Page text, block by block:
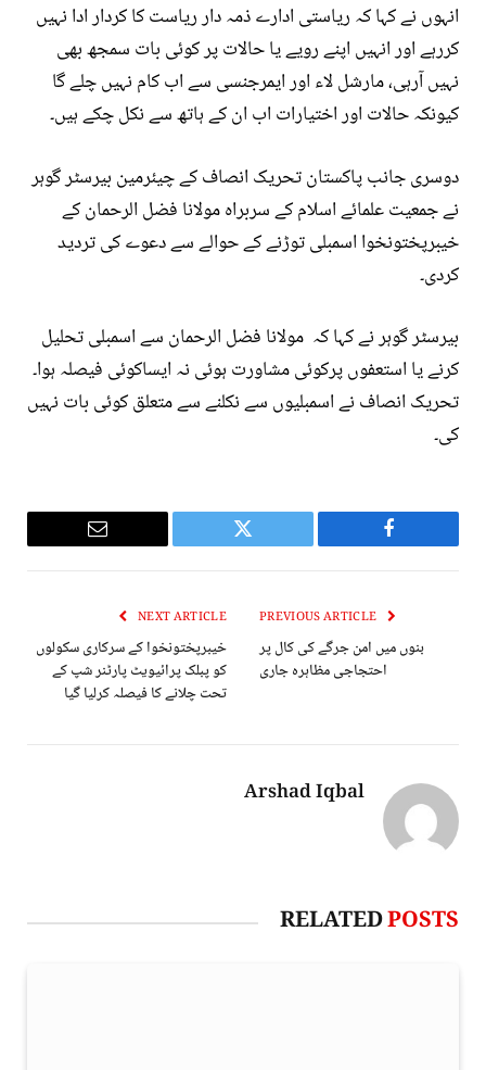
انہوں نے کہا کہ ریاستی ادارے ذمہ دار ریاست کا کردار ادا نہیں
کررہے اور انہیں اپنے رویے یا حالات پر کوئی بات سمجھ بھی
نہیں آرہی، مارشل لاء اور ایمرجنسی سے اب کام نہیں چلے گا
کیونکہ حالات اور اختیارات اب ان کے ہاتھ سے نکل چکے ہیں۔
دوسری جانب پاکستان تحریک انصاف کے چیئرمین بیرسٹر گوہر
نے جمعیت علمائے اسلام کے سربراہ مولانا فضل الرحمان کے
خیبرپختونخوا اسمبلی توڑنے کے حوالے سے دعوے کی تردید
کردی۔
بیرسٹر گوہر نے کہا کہ مولانا فضل الرحمان سے اسمبلی تحلیل
کرنے یا استعفوں پرکوئی مشاورت ہوئی نہ ایساکوئی فیصلہ ہوا۔
تحریک انصاف نے اسمبلیوں سے نکلنے سے متعلق کوئی بات نہیں
کی۔
Facebook
Twitter
Email
بنوں میں امن جرگے کی کال پر
احتجاجی مظاہرہ جاری
NEXT ARTICLE
خیبرپختونخوا کے سرکاری سکولوں
کو پبلک پرائیویٹ پارٹنر شپ کے
تحت چلانے کا فیصلہ کرلیا گیا
Arshad Iqbal
RELATEDPOSTS